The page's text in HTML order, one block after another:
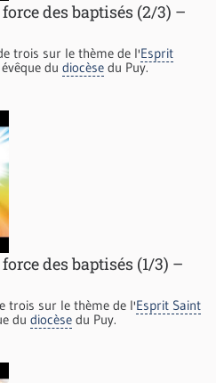
des baptisés (2/3) –
trois sur le thème de l'Esprit
du diocèse du Puy.
des baptisés (1/3) –
trois sur le thème de l'Esprit Saint
du diocèse du Puy.